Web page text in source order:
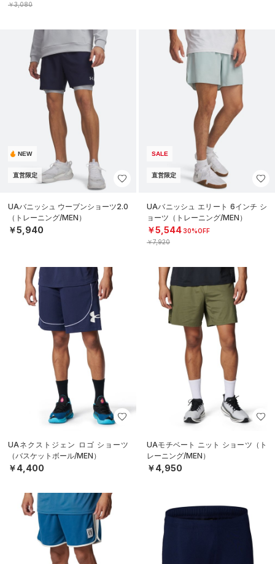
￥3,080
NEW
直営限定
UAバニッシュ ウーブンショーツ2.0
（トレーニング/MEN）
￥5,940
SALE
直営限定
UAバニッシュ エリート 6インチ シ
ョーツ（トレーニング/MEN）
￥5,54430%OFF
￥7,920
UAネクストジェン ロゴ ショーツ
（バスケットボール/MEN）
￥4,400
UAモチベート ニット ショーツ（ト
レーニング/MEN）
￥4,950